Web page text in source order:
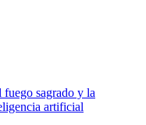
sagrado y la
artificial